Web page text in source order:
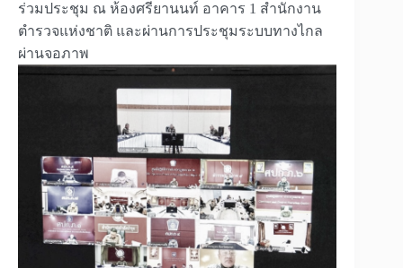
ร่วมประชุม ณ ห้องศรียานนท์ อาคาร 1 สำนักงาน
ตำรวจแห่งชาติ และผ่านการประชุมระบบทางไกล
ผ่านจอภาพ